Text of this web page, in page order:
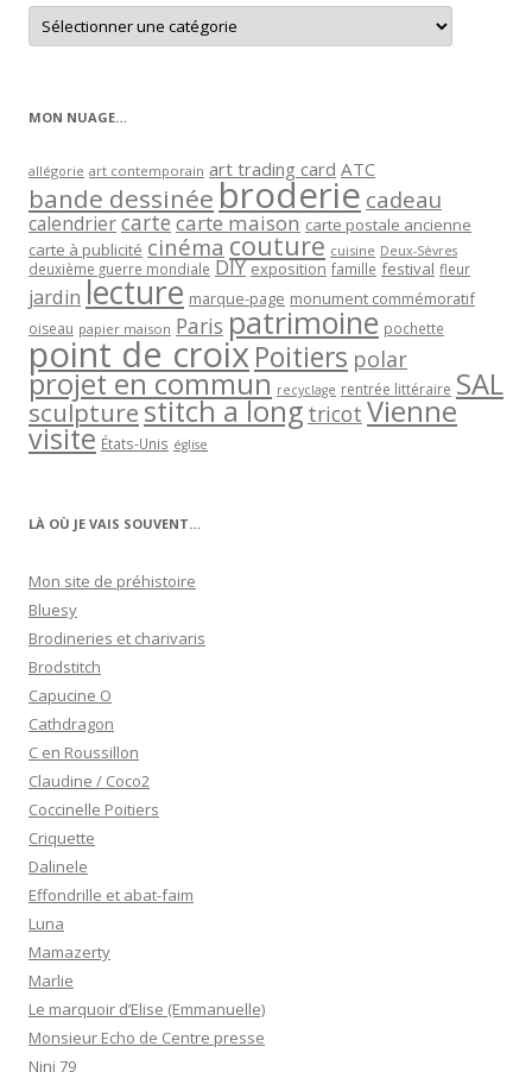
Retrouver
les
articles
MON NUAGE…
allégorie art contemporain art trading card ATC
bande dessinée broderie cadeau
calendriercartecarte maison carte postale ancienne
carte à publicité cinéma couture cuisine Deux-Sèvres
deuxième guerre mondiale DIY exposition famille festival fleur
jardin lecture marque-page monument commémoratif
oiseau papier maison Paris patrimoine pochette
point de croixPoitiers polar
projet en commun recyclage rentrée littéraire SAL
sculpturestitch a long tricot Vienne
visite États-Unis église
LÀ OÙ JE VAIS SOUVENT…
Mon site de préhistoire
Bluesy
Brodineries et charivaris
Brodstitch
Capucine O
Cathdragon
C en Roussillon
Claudine / Coco2
Coccinelle Poitiers
Criquette
Dalinele
Effondrille et abat-faim
Luna
Mamazerty
Marlie
Le marquoir d’Elise (Emmanuelle)
Monsieur Echo de Centre presse
Nini 79